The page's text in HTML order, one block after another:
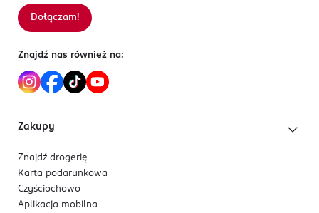
PRODUCENT/PODMIOT ODPOWIEDZIALNY
Nestlé Polska S.A
Domaniewska 32
Warszawa
PL-Polska
Kod EAN
7 613287 292735
Sortowanie wg
Dołączam!
Znajdź nas również na:
Zakupy
Znajdź drogerię
Karta podarunkowa
Czyściochowo
Aplikacja mobilna